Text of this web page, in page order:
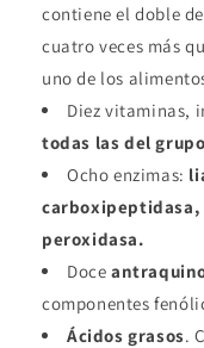
contiene el doble
cuatro veces más
uno de los
Diez vitaminas,
todas las del
Ocho enzimas:
carboxipeptidasa,
peroxidasa.
Doce
componentes
Ácidos grasos.